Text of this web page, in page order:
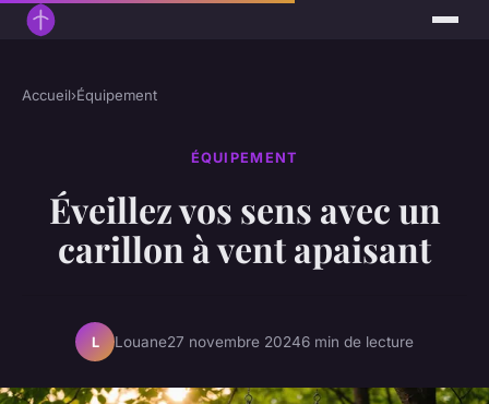
Accueil›Équipement
ÉQUIPEMENT
Éveillez vos sens avec un
carillon à vent apaisant
L Louane27 novembre 20246 min de lecture